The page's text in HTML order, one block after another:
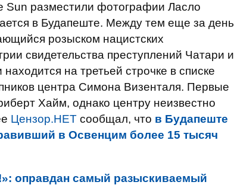
Sun разместили фотографии Ласло
в Будапеште. Между тем еще за день
розыском нацистских
свидетельства преступлений Чатари и
на третьей строчке в списке
центра Симона Визенталя. Первые
Хайм, однако центру неизвестно
Цензор.НЕТ сообщал, что в Будапеште
в Освенцим более 15 тысяч
оправдан самый разыскиваемый